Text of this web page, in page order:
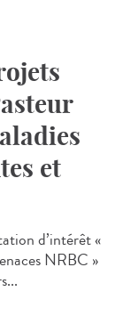
et
d’intérêt «
NRBC »